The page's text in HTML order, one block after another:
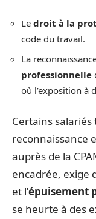
Le droit à la
code du travail.
La
professionnelle
où l’exposition à
Certains salariés
reconnaissance
auprès de la
encadrée, exige
et l’épuisement
se heurte à des